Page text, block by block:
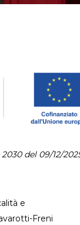
del 09/12/
e
Freni